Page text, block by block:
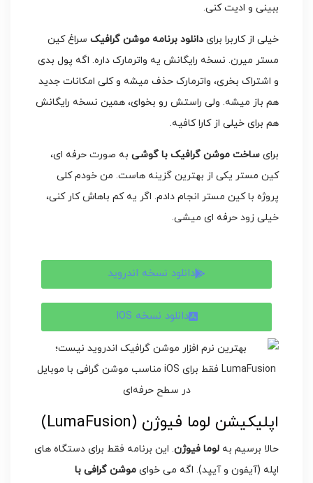
ببینی و ادیت کنی.
خیلی از کاربرا برای دانلود برنامه موشن گرافیک سراغ کین
مستر میرن. نسخه رایگانش یه واترمارک داره. اگه پول بدی
و اشتراک بخری، واترمارک حذف میشه و کلی امکانات جدید
هم باز میشه. ولی راستش رو بخوای، همین نسخه رایگانش
هم برای خیلی از کارا کافیه.
برای ساخت موشن گرافیک با گوشی به صورت حرفه ای،
کین مستر یکی از بهترین گزینه هاست. من خودم کلی
پروژه با کین مستر انجام دادم. اگر یه کم باهاش کار کنی،
خیلی زود حرفه ای میشی.
دانلود نسخه اندروید
دانلود نسخه IOS
اپلیکیشن لوما فیوژن (LumaFusion)
حالا برسیم به لوما فیوژن. این برنامه فقط برای دستگاه های
اپله (آیفون و آیپد). اگه می خوای موشن گرافی با